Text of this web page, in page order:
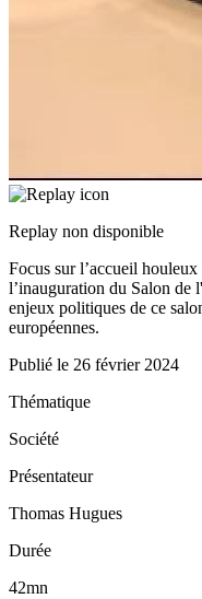
Replay non disponible
Focus sur l’accueil
l’inauguration du Salon de
enjeux politiques de ce
européennes.
Publié le 26 février 2024
Thématique
Société
Présentateur
Thomas Hugues
Durée
42mn